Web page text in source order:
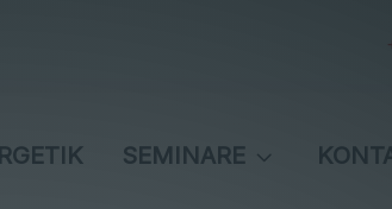
+++
SEMINARE